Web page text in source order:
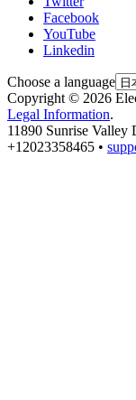
Facebook
YouTube
Linkedin
Choose a language
Copyright © 2026
Legal Information.
11890 Sunrise Valley
+12023358465 •